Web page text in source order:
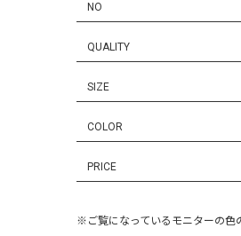
NO
QUALITY
SIZE
COLOR
PRICE
※ご覧になっているモニターの色